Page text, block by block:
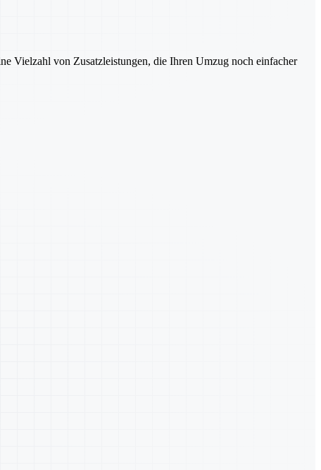
Vielzahl von Zusatzleistungen, die Ihren Umzug noch einfacher